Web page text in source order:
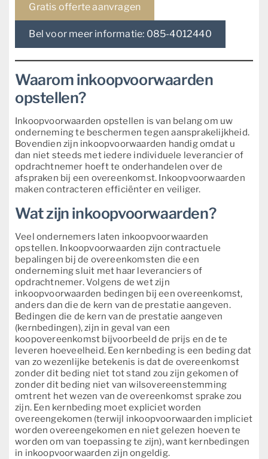
Gratis offerte aanvragen
Bel voor meer informatie: 085-4012440
Waarom inkoopvoorwaarden
opstellen?
Inkoopvoorwaarden opstellen is van belang om uw
onderneming te beschermen tegen aansprakelijkheid.
Bovendien zijn inkoopvoorwaarden handig omdat u
dan niet steeds met iedere individuele leverancier of
opdrachtnemer hoeft te onderhandelen over de
afspraken bij een overeenkomst. Inkoopvoorwaarden
maken contracteren efficiënter en veiliger.
Wat zijn inkoopvoorwaarden?
Veel ondernemers laten inkoopvoorwaarden
opstellen. Inkoopvoorwaarden zijn contractuele
bepalingen bij de overeenkomsten die een
onderneming sluit met haar leveranciers of
opdrachtnemer. Volgens de wet zijn
inkoopvoorwaarden bedingen bij een overeenkomst,
anders dan die de kern van de prestatie aangeven.
Bedingen die de kern van de prestatie aangeven
(kernbedingen), zijn in geval van een
koopovereenkomst bijvoorbeeld de prijs en de te
leveren hoeveelheid. Een kernbeding is een beding dat
van zo wezenlijke betekenis is dat de overeenkomst
zonder dit beding niet tot stand zou zijn gekomen of
zonder dit beding niet van wilsovereenstemming
omtrent het wezen van de overeenkomst sprake zou
zijn. Een kernbeding moet expliciet worden
overeengekomen (terwijl inkoopvoorwaarden impliciet
worden overeengekomen en niet gelezen hoeven te
worden om van toepassing te zijn), want kernbedingen
in inkoopvoorwaarden zijn ongeldig.